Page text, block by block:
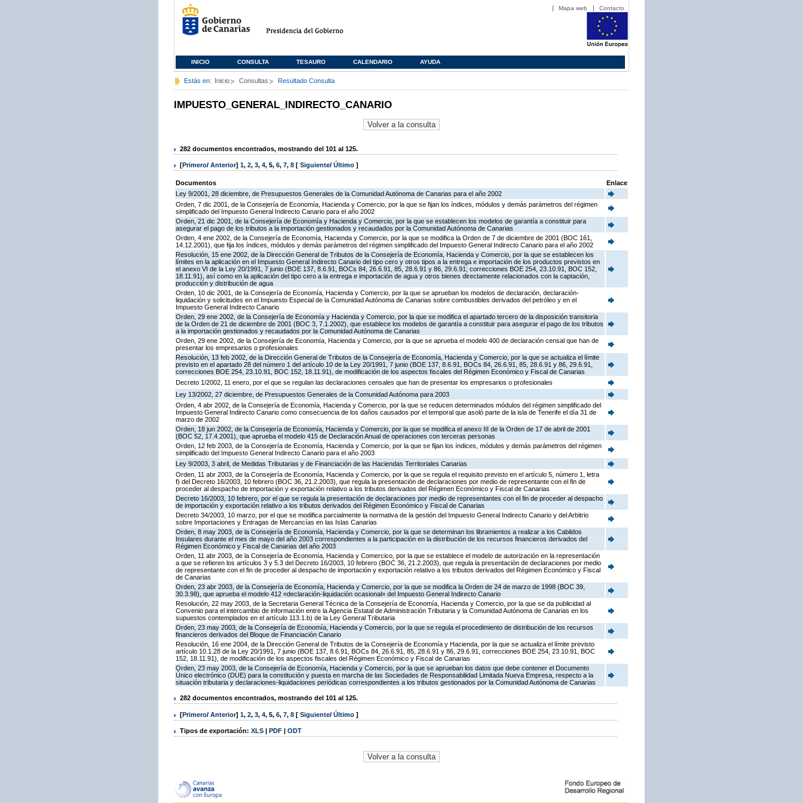
Mapa web Contacto
INICIO CONSULTA TESAURO CALENDARIO AYUDA
Estás en: Inicio Consultas Resultado Consulta
IMPUESTO_GENERAL_INDIRECTO_CANARIO
282 documentos encontrados, mostrando del 101 al 125.
[Primero/ Anterior] 1, 2, 3, 4, 5, 6, 7, 8 [ Siguiente/ Último ]
Documentos
Enlace
Ley 9/2001, 28 diciembre, de Presupuestos Generales de la Comunidad Autónoma de Canarias para el año 2002
Orden, 7 dic 2001, de la Consejería de Economía, Hacienda y Comercio, por la que se fijan los índices, módulos y demás parámetros del régimen
simplificado del Impuesto General Indirecto Canario para el año 2002
Orden, 21 dic 2001, de la Consejería de Economía y Hacienda y Comercio, por la que se establecen los modelos de garantía a constituir para
asegurar el pago de los tributos a la importación gestionados y recaudados por la Comunidad Autónoma de Canarias
Orden, 4 ene 2002, de la Consejería de Economía, Hacienda y Comercio, por la que se modifica la Orden de 7 de diciembre de 2001 (BOC 161,
14.12.2001), que fija los índices, módulos y demás parámetros del régimen simplificado del Impuesto General Indirecto Canario para el año 2002
Resolución, 15 ene 2002, de la Dirección General de Tributos de la Consejería de Economía, Hacienda y Comercio, por la que se establecen los
límites en la aplicación en el Impuesto General Indirecto Canario del tipo cero y otros tipos a la entrega e importación de los productos previstos en
el anexo VI de la Ley 20/1991, 7 junio (BOE 137, 8.6.91, BOCs 84, 26.6.91, 85, 28.6.91 y 86, 29.6.91; correcciones BOE 254, 23.10.91, BOC 152,
18.11.91), así como en la aplicación del tipo cero a la entrega e importación de agua y otros bienes directamente relacionados con la captación,
producción y distribución de agua
Orden, 10 dic 2001, de la Consejería de Economía, Hacienda y Comercio, por la que se aprueban los modelos de declaración, declaración-
liquidación y solicitudes en el Impuesto Especial de la Comunidad Autónoma de Canarias sobre combustibles derivados del petróleo y en el
Impuesto General Indirecto Canario
Orden, 29 ene 2002, de la Consejería de Economía y Hacienda y Comercio, por la que se modifica el apartado tercero de la disposición transitoria
de la Orden de 21 de diciembre de 2001 (BOC 3, 7.1.2002), que establece los modelos de garantía a constituir para asegurar el pago de los tributos
a la importación gestionados y recaudados por la Comunidad Autónoma de Canarias
Orden, 29 ene 2002, de la Consejería de Economía, Hacienda y Comercio, por la que se aprueba el modelo 400 de declaración censal que han de
presentar los empresarios o profesionales
Resolución, 13 feb 2002, de la Dirección General de Tributos de la Consejería de Economía, Hacienda y Comercio, por la que se actualiza el límite
previsto en el apartado 28 del número 1 del artículo 10 de la Ley 20/1991, 7 junio (BOE 137, 8.6.91, BOCs 84, 26.6.91, 85, 28.6.91 y 86, 29.6.91,
correcciones BOE 254, 23.10.91, BOC 152, 18.11.91), de modificación de los aspectos fiscales del Régimen Económico y Fiscal de Canarias
Decreto 1/2002, 11 enero, por el que se regulan las declaraciones censales que han de presentar los empresarios o profesionales
Ley 13/2002, 27 diciembre, de Presupuestos Generales de la Comunidad Autónoma para 2003
Orden, 4 abr 2002, de la Consejería de Economía, Hacienda y Comercio, por la que se reducen determinados módulos del régimen simplificado del
Impuesto General Indirecto Canario como consecuencia de los daños causados por el temporal que asoló parte de la isla de Tenerife el día 31 de
marzo de 2002
Orden, 18 jun 2002, de la Consejería de Economía, Hacienda y Comercio, por la que se modifica el anexo III de la Orden de 17 de abril de 2001
(BOC 52, 17.4.2001), que aprueba el modelo 415 de Declaración Anual de operaciones con terceras personas
Orden, 12 feb 2003, de la Consejería de Economía, Hacienda y Comercio, por la que se fijan los índices, módulos y demás parámetros del régimen
simplificado del Impuesto General Indirecto Canario para el año 2003
Ley 9/2003, 3 abril, de Medidas Tributarias y de Financiación de las Haciendas Territoriales Canarias
Orden, 11 abr 2003, de la Consejería de Economía, Hacienda y Comercio, por la que se regula el requisito previsto en el artículo 5, número 1, letra
f) del Decreto 16/2003, 10 febrero (BOC 36, 21.2.2003), que regula la presentación de declaraciones por medio de representante con el fin de
proceder al despacho de importación y exportación relativo a los tributos derivados del Régimen Económico y Fiscal de Canarias
Decreto 16/2003, 10 febrero, por el que se regula la presentación de declaraciones por medio de representantes con el fin de proceder al despacho
de importación y exportación relativo a los tributos derivados del Régimen Económico y Fiscal de Canarias
Decreto 34/2003, 10 marzo, por el que se modifica parcialmente la normativa de la gestión del Impuesto General Indirecto Canario y del Arbitrio
sobre Importaciones y Entragas de Mercancías en las Islas Canarias
Orden, 8 may 2003, de la Consejería de Economía, Hacienda y Comercio, por la que se determinan los libramientos a realizar a los Cabildos
Insulares durante el mes de mayo del año 2003 correspondientes a la participación en la distribución de los recursos financieros derivados del
Régimen Económico y Fiscal de Canarias del año 2003
Orden, 11 abr 2003, de la Consejería de Economía, Hacienda y Comercico, por la que se establece el modelo de autorización en la representación
a que se refieren los artículos 3 y 5.3 del Decreto 16/2003, 10 febrero (BOC 36, 21.2.2003), que regula la presentación de declaraciones por medio
de representante con el fin de proceder al despacho de importación y exportación relativo a los tributos derivados del Régimen Económico y Fiscal
de Canarias
Orden, 23 abr 2003, de la Consejería de Economía, Hacienda y Comercio, por la que se modifica la Orden de 24 de marzo de 1998 (BOC 39,
30.3.98), que aprueba el modelo 412 «declaración-liquidación ocasional» del Impuesto General Indirecto Canario
Resolución, 22 may 2003, de la Secretaria General Técnica de la Consejería de Economía, Hacienda y Comercio, por la que se da publicidad al
Convenio para el intercambio de información entre la Agencia Estatal de Administración Tributaria y la Comunidad Autónoma de Canarias en los
supuestos contemplados en el artículo 113.1.b) de la Ley General Tributaria
Orden, 23 may 2003, de la Consejería de Economía, Hacienda y Comercio, por la que se regula el procedimiento de distribución de los recursos
financieros derivados del Bloque de Financiación Canario
Resolución, 16 ene 2004, de la Dirección General de Tributos de la Consejería de Economía y Hacienda, por la que se actualiza el límite previsto
artículo 10.1.28 de la Ley 20/1991, 7 junio (BOE 137, 8.6.91, BOCs 84, 26.6.91, 85, 28.6.91 y 86, 29.6.91, correcciones BOE 254, 23.10.91, BOC
152, 18.11.91), de modificación de los aspectos fiscales del Régimen Económico y Fiscal de Canarias
Orden, 23 may 2003, de la Consejería de Economía, Hacienda y Comercio, por la que se aprueban los datos que debe contener el Documento
Único electrónico (DUE) para la constitución y puesta en marcha de las Sociedades de Responsabilidad Limitada Nueva Empresa, respecto a la
situación tributaria y declaraciones-liquidaciones periódicas correspondientes a los tributos gestionados por la Comunidad Autónoma de Canarias
282 documentos encontrados, mostrando del 101 al 125.
[Primero/ Anterior] 1, 2, 3, 4, 5, 6, 7, 8 [ Siguiente/ Último ]
Tipos de exportación: XLS | PDF | ODT